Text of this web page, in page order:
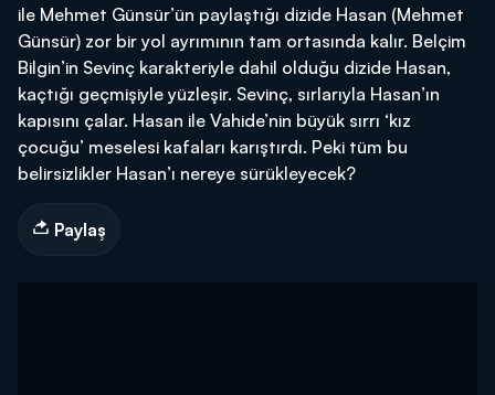
ile Mehmet Günsür’ün paylaştığı dizide Hasan (Mehmet
Günsür) zor bir yol ayrımının tam ortasında kalır. Belçim
Bilgin’in Sevinç karakteriyle dahil olduğu dizide Hasan,
kaçtığı geçmişiyle yüzleşir. Sevinç, sırlarıyla Hasan’ın
kapısını çalar. Hasan ile Vahide’nin büyük sırrı ‘kız
çocuğu’ meselesi kafaları karıştırdı. Peki tüm bu
belirsizlikler Hasan’ı nereye sürükleyecek?
Paylaş